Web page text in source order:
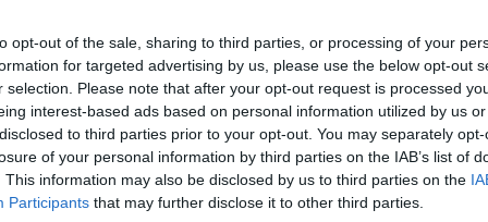
opt-out of the sale, sharing to third parties, or processing of your
for targeted advertising by us, please use the below opt-out
selection. Please note that after your opt-out request is processed
interest-based ads based on personal information utilized by us
to third parties prior to your opt-out. You may separately
of your personal information by third parties on the IAB’s list of
This information may also be disclosed by us to third parties on the
Participants that may further disclose it to other third parties.
Ice Cream Sandwich 4.0 και ειδικά του Optimus 2X τείνει να…